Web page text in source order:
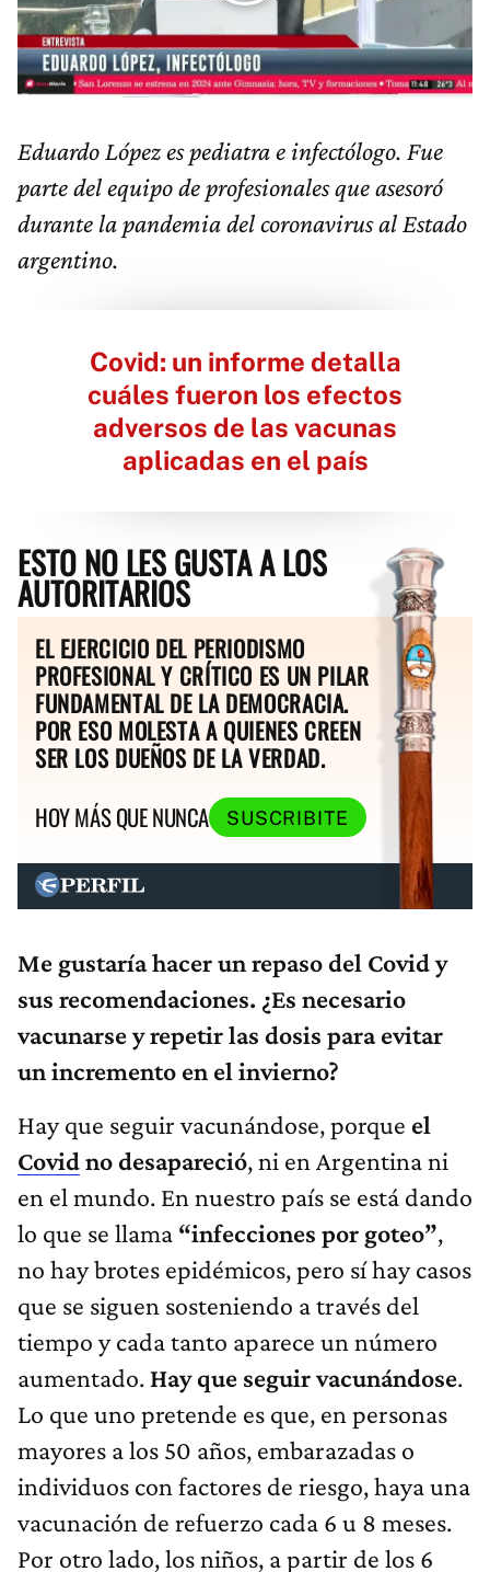
Eduardo López es pediatra e infectólogo. Fue
parte del equipo de profesionales que asesoró
durante la pandemia del coronavirus al Estado
argentino.
Covid: un informe detalla
cuáles fueron los efectos
adversos de las vacunas
aplicadas en el país
ESTO NO LES GUSTA A LOS
AUTORITARIOS
EL EJERCICIO DEL PERIODISMO
PROFESIONAL Y CRÍTICO ES UN PILAR
FUNDAMENTAL DE LA DEMOCRACIA.
POR ESO MOLESTA A QUIENES CREEN
SER LOS DUEÑOS DE LA VERDAD.
HOY MÁS QUE NUNCA
SUSCRIBITE
Me gustaría hacer un repaso del Covid y
sus recomendaciones. ¿Es necesario
vacunarse y repetir las dosis para evitar
un incremento en el invierno?
Hay que seguir vacunándose, porque el
Covidno desapareció, ni en Argentina ni
en el mundo. En nuestro país se está dando
lo que se llama “infecciones por goteo”,
no hay brotes epidémicos, pero sí hay casos
que se siguen sosteniendo a través del
tiempo y cada tanto aparece un número
aumentado. Hay que seguir vacunándose.
Lo que uno pretende es que, en personas
mayores a los 50 años, embarazadas o
individuos con factores de riesgo, haya una
vacunación de refuerzo cada 6 u 8 meses.
Por otro lado, los niños, a partir de los 6